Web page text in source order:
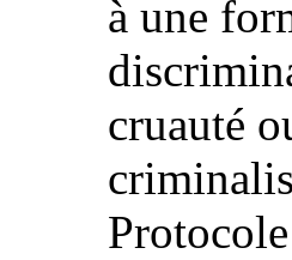
à une
cruauté